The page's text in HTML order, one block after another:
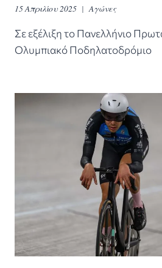
15 Απριλίου 2025 Αγώνες
Σε εξέλιξη το Πανελλήνιο
Ολυμπιακό Ποδηλατοδρόμιο